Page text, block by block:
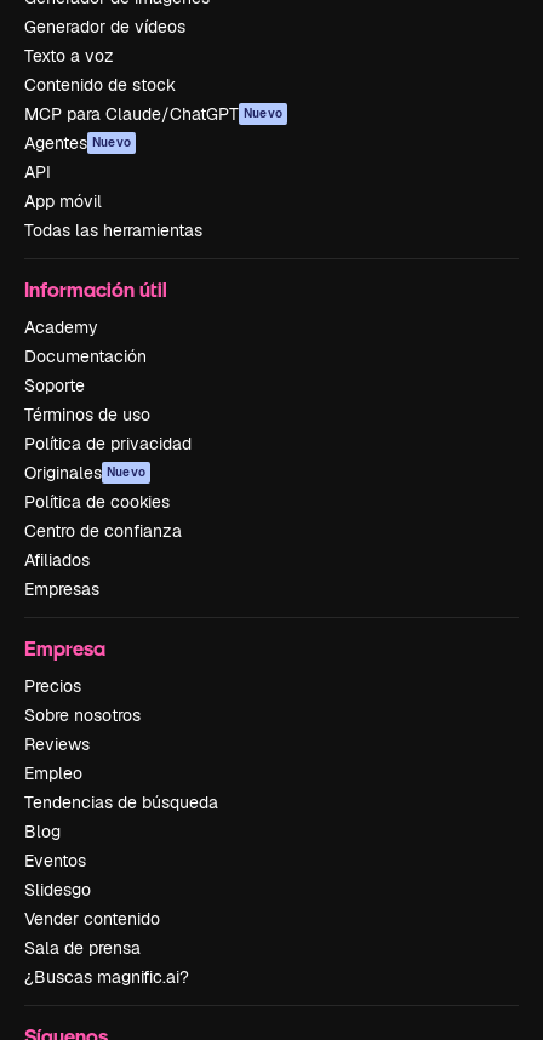
Generador de vídeos
Texto a voz
Contenido de stock
MCP para Claude/ChatGPT Nuevo
Agentes Nuevo
API
App móvil
Todas las herramientas
Información útil
Academy
Documentación
Soporte
Términos de uso
Política de privacidad
Originales Nuevo
Política de cookies
Centro de confianza
Afiliados
Empresas
Empresa
Precios
Sobre nosotros
Reviews
Empleo
Tendencias de búsqueda
Blog
Eventos
Slidesgo
Vender contenido
Sala de prensa
¿Buscas magnific.ai?